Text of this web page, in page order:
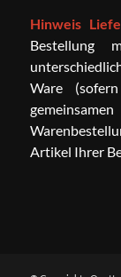
Hinweis
Bestellung
Ware
Artikel Ihrer